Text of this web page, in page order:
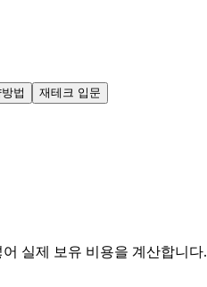
법 재테크 입문
실제 보유 비용을 계산합니다.